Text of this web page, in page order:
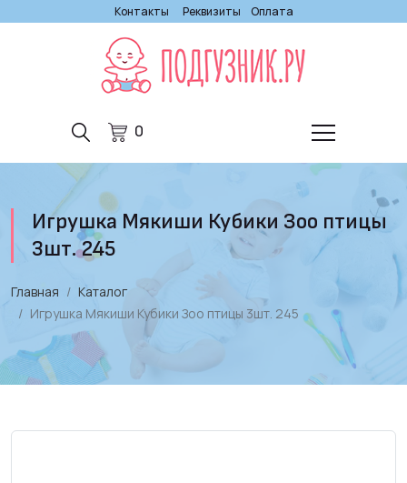
Контакты Реквизиты Оплата
0
Игрушка Мякиши Кубики Зоо птицы
3шт. 245
Главная
Каталог
Игрушка Мякиши Кубики Зоо птицы 3шт. 245